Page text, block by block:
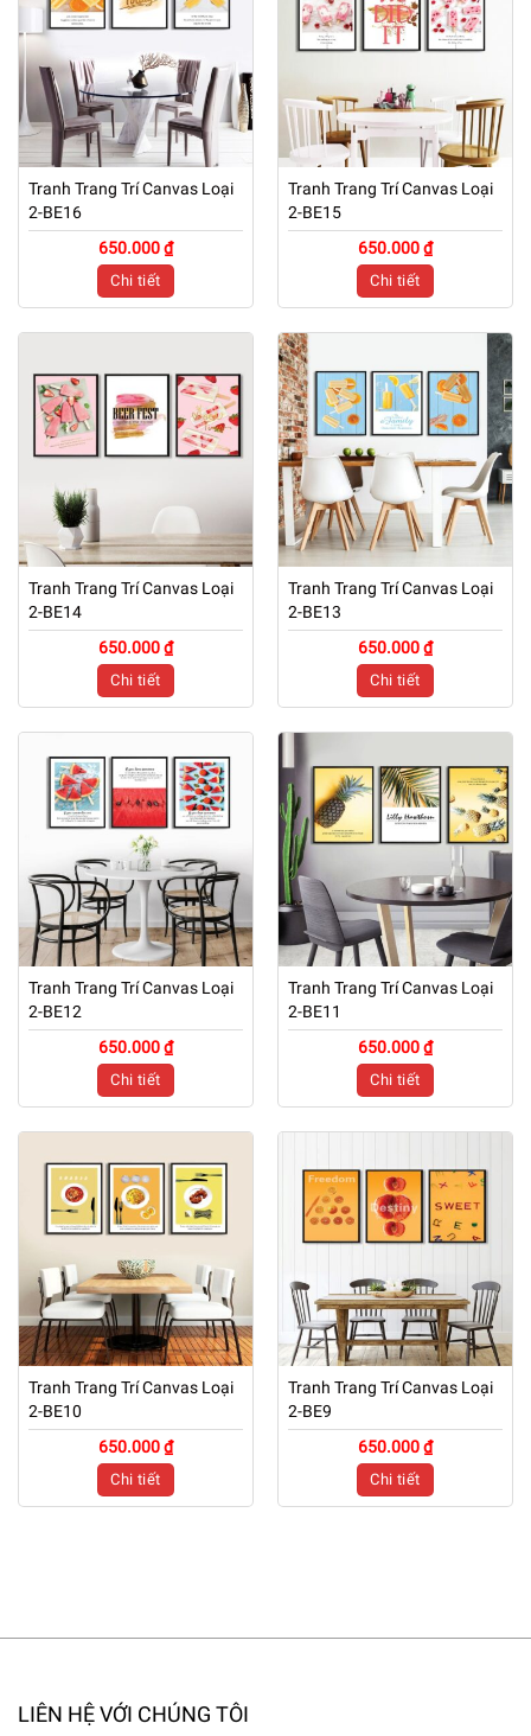
Tranh Trang Trí Canvas Loại
2-BE16
650.000 ₫
Chi tiết
Tranh Trang Trí Canvas Loại
2-BE15
650.000 ₫
Chi tiết
Tranh Trang Trí Canvas Loại
2-BE14
650.000 ₫
Chi tiết
Tranh Trang Trí Canvas Loại
2-BE13
650.000 ₫
Chi tiết
Tranh Trang Trí Canvas Loại
2-BE12
650.000 ₫
Chi tiết
Tranh Trang Trí Canvas Loại
2-BE11
650.000 ₫
Chi tiết
Tranh Trang Trí Canvas Loại
2-BE10
650.000 ₫
Chi tiết
Tranh Trang Trí Canvas Loại
2-BE9
650.000 ₫
Chi tiết
LIÊN HỆ VỚI CHÚNG TÔI